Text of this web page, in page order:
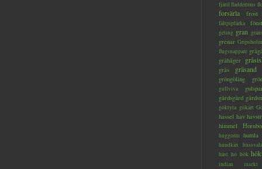
fjäril fladdermus
forsärla frost
fältpiplärka
geting gran
grenar
flugsnappare
gråhäger
gräs gräsand
gröngöling
gullviva
gärdsgård
göktyta gökärt
hassel hav
himmel
huggorm humla
hundkäx
häst hö hök
indian
insekt